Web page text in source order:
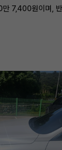
7,400원이며,